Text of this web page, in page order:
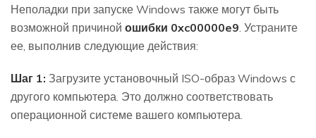
Неполадки при запуске Windows также могут быть
возможной причиной ошибки 0xc00000e9. Устраните
ее, выполнив следующие действия:
Шаг 1: Загрузите установочный ISO-образ Windows с
другого компьютера. Это должно соответствовать
операционной системе вашего компьютера.